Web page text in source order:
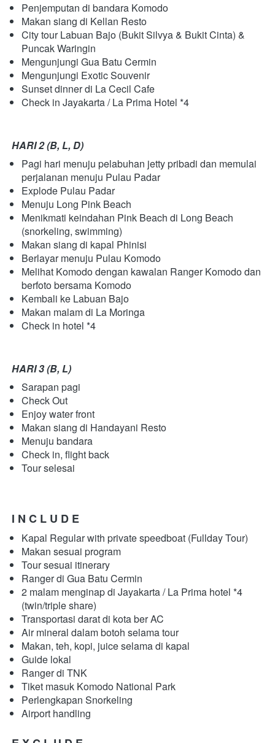
Penjemputan di bandara Komodo
Makan siang di Kellan Resto
City tour Labuan Bajo (Bukit Silvya & Bukit Cinta) &
Puncak Waringin
Mengunjungi Gua Batu Cermin
Mengunjungi Exotic Souvenir
Sunset dinner di La Cecil Cafe
Check in Jayakarta / La Prima Hotel *4
HARI 2 (B, L, D)
Pagi hari menuju pelabuhan jetty pribadi dan memulai
perjalanan menuju Pulau Padar
Explode Pulau Padar
Menuju Long Pink Beach
Menikmati keindahan Pink Beach di Long Beach
(snorkeling, swimming)
Makan siang di kapal Phinisi
Berlayar menuju Pulau Komodo
Melihat Komodo dengan kawalan Ranger Komodo dan
berfoto bersama Komodo
Kembali ke Labuan Bajo
Makan malam di La Moringa
Check in hotel *4
HARI 3 (B, L)
Sarapan pagi
Check Out
Enjoy water front
Makan siang di Handayani Resto
Menuju bandara
Check in, flight back
Tour selesai
I N C L U D E
Kapal Regular with private speedboat (Fullday Tour)
Makan sesuai program
Tour sesuai itinerary
Ranger di Gua Batu Cermin
2 malam menginap di Jayakarta / La Prima hotel *4
(twin/triple share)
Transportasi darat di kota ber AC
Air mineral dalam botoh selama tour
Makan, teh, kopi, juice selama di kapal
Guide lokal
Ranger di TNK
Tiket masuk Komodo National Park
Perlengkapan Snorkeling
Airport handling